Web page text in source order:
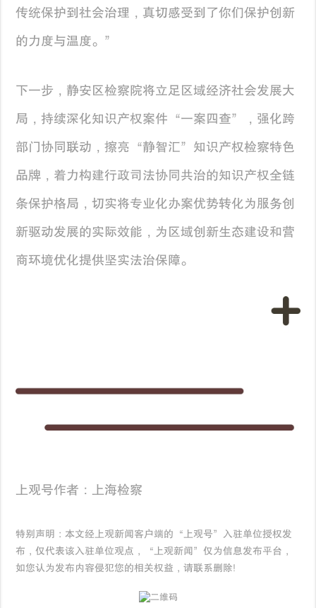
传统保护到社会治理，真切感受到了你们保护创新
的力度与温度。”
下一步，静安区检察院将立足区域经济社会发展大
局，持续深化知识产权案件“一案四查”，强化跨
部门协同联动，擦亮“静智汇”知识产权检察特色
品牌，着力构建行政司法协同共治的知识产权全链
条保护格局，切实将专业化办案优势转化为服务创
新驱动发展的实际效能，为区域创新生态建设和营
商环境优化提供坚实法治保障。
上观号作者：上海检察
特别声明：本文经上观新闻客户端的“上观号”入驻单位授权发
布，仅代表该入驻单位观点，“上观新闻”仅为信息发布平台，
如您认为发布内容侵犯您的相关权益，请联系删除!